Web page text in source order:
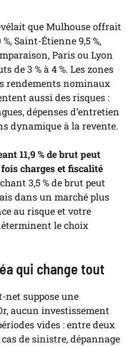
que Mulhouse offrait
Saint-Étienne 9,5 %,
Paris ou Lyon
de 3 % à 4 %. Les zones
rendements nominaux
aussi des risques :
dépenses d’entretien
dynamique à la revente.
11,9 % de brut peut
charges et fiscalité
3,5 % de brut peut
dans un marché plus
au risque et votre
le choix
qui change tout
net suppose une
aucun investissement
vides : entre deux
de sinistre, dépannage